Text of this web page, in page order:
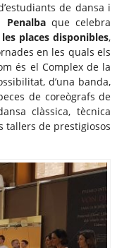
de dansa i
Penalbaque celebra
places disponibles,
en les quals els
és el Complex de la
d’una banda,
de coreògrafs de
clàssica, tècnica
tallers de prestigiosos